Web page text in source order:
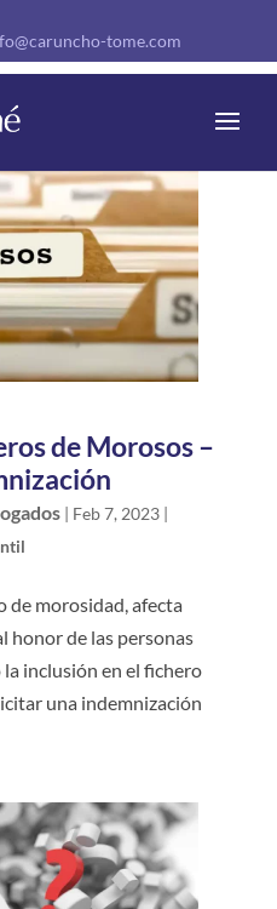
tome.com
de Morosos –
| Feb 7, 2023|
de morosidad, afecta
honor de las personas
inclusión en el fichero
una indemnización